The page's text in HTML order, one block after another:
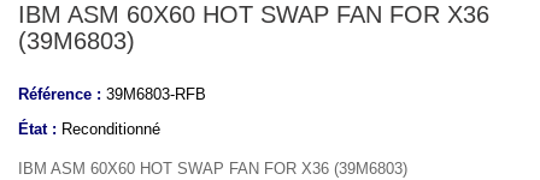
IBM ASM 60X60 HOT SWAP FAN FOR X36
(39M6803)
Référence : 39M6803-RFB
État : Reconditionné
IBM ASM 60X60 HOT SWAP FAN FOR X36 (39M6803)